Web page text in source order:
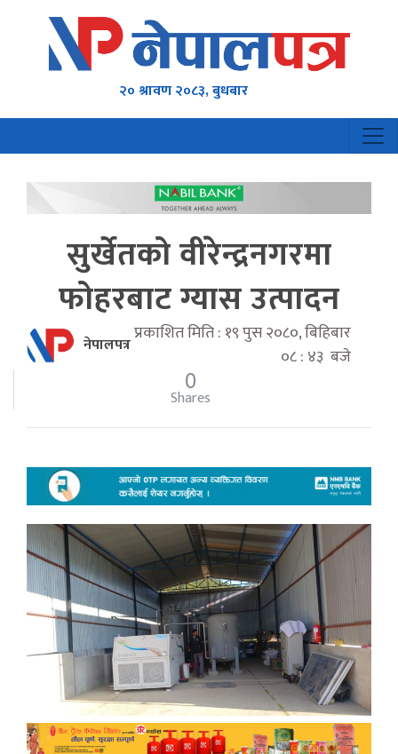
२० श्रावण २०८३, बुधबार
सुर्खेतको वीरेन्द्रनगरमा
फोहरबाट ग्यास उत्पादन
नेपालपत्रप्रकाशित मिति : १९ पुस २०८०, बिहिबार
०८ : ४३ बजे
0
Shares